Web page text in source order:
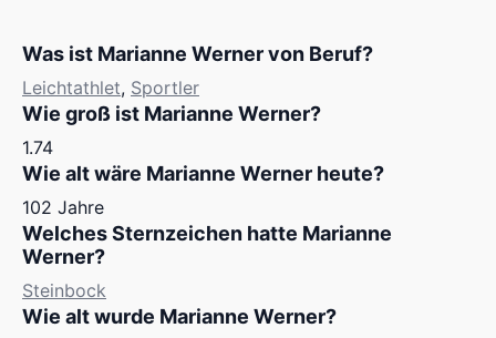
Was ist Marianne Werner von Beruf?
Leichtathlet, Sportler
Wie groß ist Marianne Werner?
1.74
Wie alt wäre Marianne Werner heute?
102 Jahre
Welches Sternzeichen hatte Marianne
Werner?
Steinbock
Wie alt wurde Marianne Werner?